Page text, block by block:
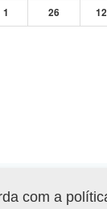
1 26 12
com a